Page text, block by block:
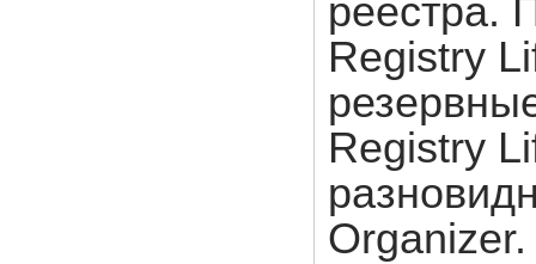
реестра.
Registry
Registry
Organizer.